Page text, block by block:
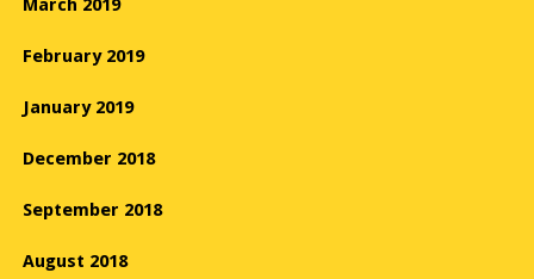
March 2019
February 2019
January 2019
December 2018
September 2018
August 2018